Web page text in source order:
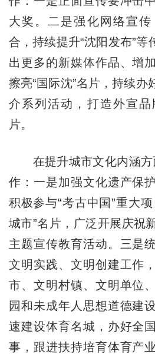
大奖。二是强化网络宣
合，持续提升“沈阳发布”等
出更多的新媒体作品、增
擦亮“国际沈”名片，持续办
介系列活动，打造外宣
片。
在提升城市文化内涵方
作：一是加强文化遗产保
积极参与“考古中国”重大
城市”名片，广泛开展庆祝
主题宣传教育活动。三是
文明实践、文明创建工作
市、文明村镇、文明单位
园和未成年人思想道德建
速建设体育名城，办好全
事，跟进扶持培育体育产